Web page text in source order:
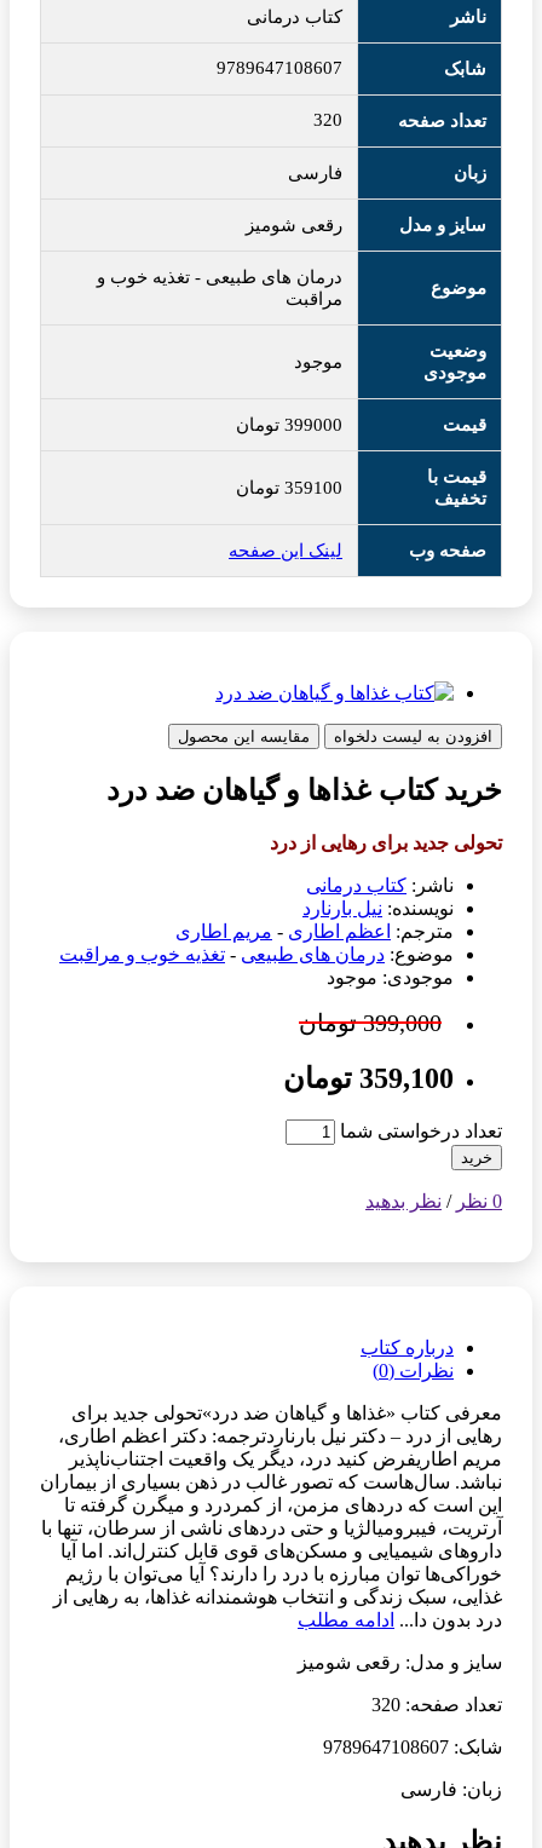
ناشر کتاب درمانی
شابک 9789647108607
تعداد صفحه 320
زبان فارسی
سایز و مدل رقعی شومیز
موضوع
درمان های طبیعی - تغذیه خوب و
مراقبت
وضعیت
موجودی
موجود
قیمت 399000 تومان
قیمت با
تخفیف
359100 تومان
صفحه وب لینک این صفحه
افزودن به لیست دلخواه مقایسه این محصول
خرید کتاب غذاها و گیاهان ضد درد
تحولی جدید برای رهایی از درد
ناشر: کتاب درمانی
نویسنده: نیل بارنارد
مترجم:
اعظم اطاری - مریم اطاری
موضوع: درمان های طبیعی - تغذیه خوب و مراقبت
موجودی: موجود
399,000 تومان
359,100 تومان
تعداد درخواستی شما
خرید
0 نظر / نظر بدهید
درباره کتاب
نظرات (0)
معرفی کتاب «غذاها و گیاهان ضد درد»تحولی جدید برای
رهایی از درد – دکتر نیل بارناردترجمه: دکتر اعظم اطاری،
مریم اطاریفرض کنید درد، دیگر یک واقعیت اجتناب‌ناپذیر
نباشد. سال‌هاست که تصور غالب در ذهن بسیاری از بیماران
این است که دردهای مزمن، از کمردرد و میگرن گرفته تا
آرتریت، فیبرومیالژیا و حتی دردهای ناشی از سرطان، تنها با
داروهای شیمیایی و مسکن‌های قوی قابل کنترل‌اند. اما آیا
خوراکی‌ها توان مبارزه با درد را دارند؟ آیا می‌توان با رژیم
غذایی، سبک زندگی و انتخاب هوشمندانه غذاها، به رهایی از
درد بدون دا... ادامه مطلب
سایز و مدل: رقعی شومیز
تعداد صفحه: 320
شابک: 9789647108607
زبان: فارسی
نظر بدهید